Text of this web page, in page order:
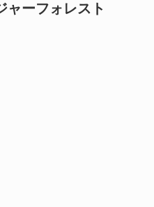
ャーフォレスト